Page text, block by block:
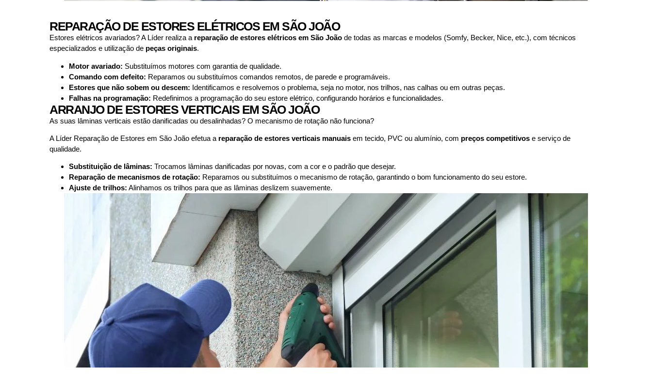
REPARAÇÃO DE ESTORES ELÉTRICOS EM SÃO JOÃO
Estores elétricos avariados? A Líder realiza a reparação de estores elétricos em São João de todas as marcas e modelos (Somfy, Becker, Nice, etc.), com técnicos
especializados e utilização de peças originais.
Motor avariado: Substituímos motores com garantia de qualidade.
Comando com defeito: Reparamos ou substituímos comandos remotos, de parede e programáveis.
Estores que não sobem ou descem: Identificamos e resolvemos o problema, seja no motor, nos trilhos, nas calhas ou em outras peças.
Falhas na programação: Redefinimos a programação do seu estore elétrico, configurando horários e funcionalidades.
ARRANJO DE ESTORES VERTICAIS EM SÃO JOÃO
As suas lâminas verticais estão danificadas ou desalinhadas? O mecanismo de rotação não funciona?
A Líder Reparação de Estores em São João efetua a reparação de estores verticais manuais em tecido, PVC ou alumínio, com preços competitivos e serviço de
qualidade.
Substituição de lâminas: Trocamos lâminas danificadas por novas, com a cor e o padrão que desejar.
Reparação de mecanismos de rotação: Reparamos ou substituímos o mecanismo de rotação, garantindo o bom funcionamento do seu estore.
Ajuste de trilhos: Alinhamos os trilhos para que as lâminas deslizem suavemente.